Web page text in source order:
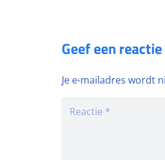
Geef een reactie
Je e-mailadres wordt